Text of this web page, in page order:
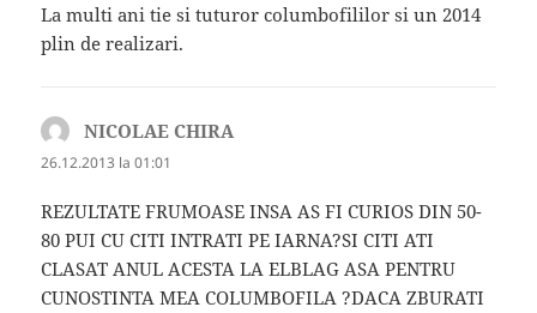
La multi ani tie si tuturor columbofililor si un 2014
plin de realizari.
NICOLAE CHIRAspune:
26.12.2013 la 01:01
REZULTATE FRUMOASE INSA AS FI CURIOS DIN 50-
80 PUI CU CITI INTRATI PE IARNA?SI CITI ATI
CLASAT ANUL ACESTA LA ELBLAG ASA PENTRU
CUNOSTINTA MEA COLUMBOFILA ?DACA ZBURATI